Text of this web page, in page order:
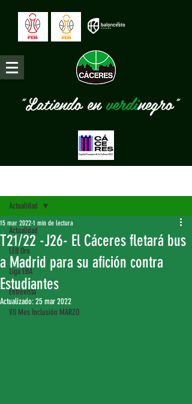
"Latiendo enverdinegro"
Actualidad
LEB Oro
Liga EBA
Entrevista
VII Mes Inclusión MARZO
Actualidad
T21/22 -J26- El Cáceres fletará bus
a Madrid para su afición contra
Estudiantes
15 mar 2022 1 min de lectura
Actualizado:25 mar 2022